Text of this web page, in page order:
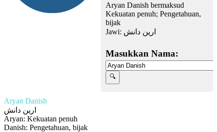
Aryan Danish bermaksud
Kekuatan penuh; Pengetahuan,
bijak
Jawi: ارين دانش
Masukkan Nama:
Aryan Danish
ارين دانش
Aryan: Kekuatan penuh
Danish: Pengetahuan, bijak